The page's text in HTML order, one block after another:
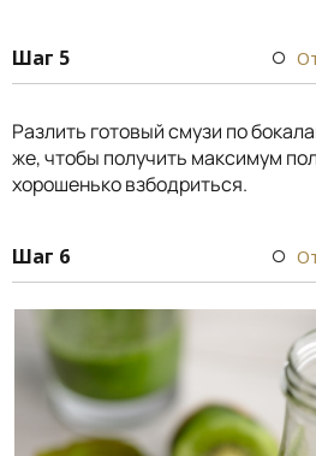
Шаг 5
Разлить готовый смузи по
же, чтобы получить максимум
хорошенько взбодриться.
Шаг 6